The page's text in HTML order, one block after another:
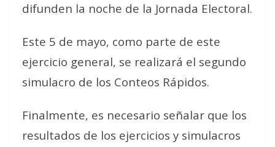
difunden la noche de la Jornada Electoral.
Este 5 de mayo, como parte de este
ejercicio general, se realizará el segundo
simulacro de los Conteos Rápidos.
Finalmente, es necesario señalar que los
resultados de los ejercicios y simulacros